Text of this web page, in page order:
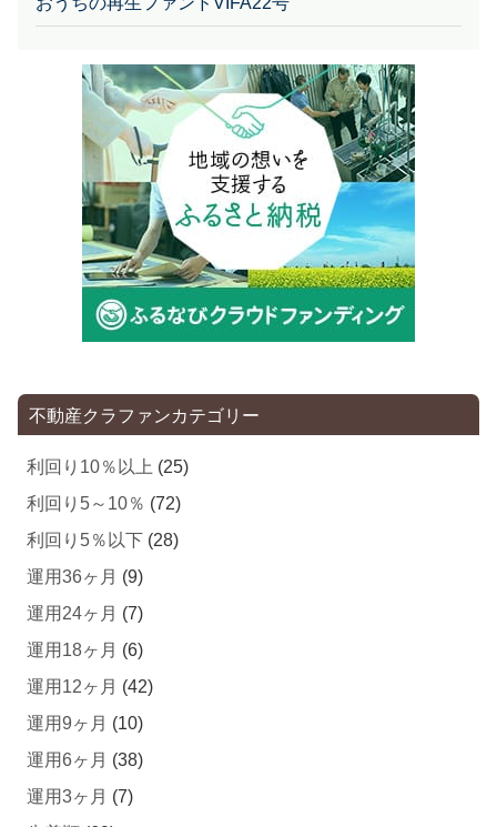
不動産クラファンカテゴリー
利回り10％以上 (25)
利回り5～10％ (72)
利回り5％以下 (28)
運用36ヶ月 (9)
運用24ヶ月 (7)
運用18ヶ月 (6)
運用12ヶ月 (42)
運用9ヶ月 (10)
運用6ヶ月 (38)
運用3ヶ月 (7)